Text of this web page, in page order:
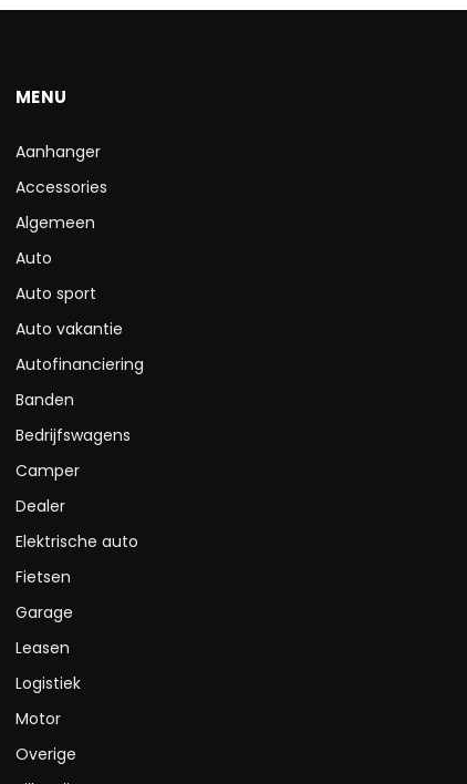
MENU
Aanhanger
Accessories
Algemeen
Auto
Auto sport
Auto vakantie
Autofinanciering
Banden
Bedrijfswagens
Camper
Dealer
Elektrische auto
Fietsen
Garage
Leasen
Logistiek
Motor
Overige